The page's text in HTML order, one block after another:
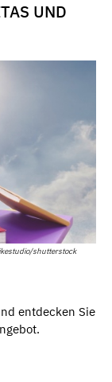
UND
shutterstock
entdecken Sie